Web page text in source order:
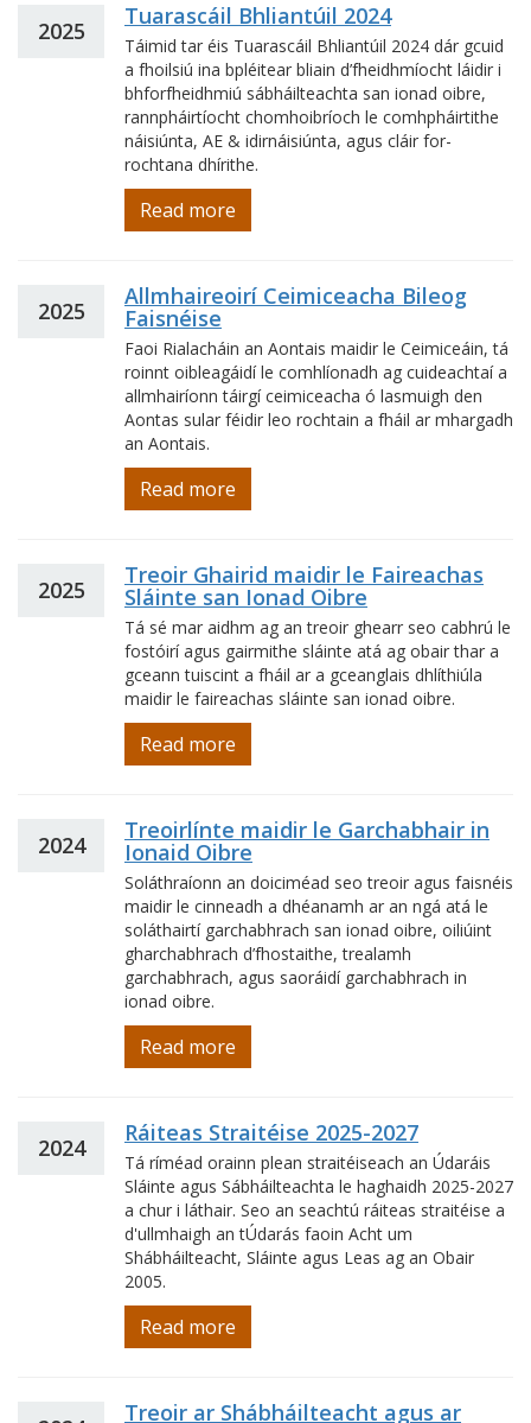
2025
Tuarascáil Bhliantúil 2024
Táimid tar éis Tuarascáil Bhliantúil 2024 dár gcuid
a fhoilsiú ina bpléitear bliain d’fheidhmíocht láidir i
bhforfheidhmiú sábháilteachta san ionad oibre,
rannpháirtíocht chomhoibríoch le comhpháirtithe
náisiúnta, AE & idirnáisiúnta, agus cláir for-
rochtana dhírithe.
Read more
2025
Allmhaireoirí Ceimiceacha Bileog
Faisnéise
Faoi Rialacháin an Aontais maidir le Ceimiceáin, tá
roinnt oibleagáidí le comhlíonadh ag cuideachtaí a
allmhairíonn táirgí ceimiceacha ó lasmuigh den
Aontas sular féidir leo rochtain a fháil ar mhargadh
an Aontais.
Read more
2025
Treoir Ghairid maidir le Faireachas
Sláinte san Ionad Oibre
Tá sé mar aidhm ag an treoir ghearr seo cabhrú le
fostóirí agus gairmithe sláinte atá ag obair thar a
gceann tuiscint a fháil ar a gceanglais dhlíthiúla
maidir le faireachas sláinte san ionad oibre.
Read more
2024
Treoirlínte maidir le Garchabhair in
Ionaid Oibre
Soláthraíonn an doiciméad seo treoir agus faisnéis
maidir le cinneadh a dhéanamh ar an ngá atá le
soláthairtí garchabhrach san ionad oibre, oiliúint
gharchabhrach d’fhostaithe, trealamh
garchabhrach, agus saoráidí garchabhrach in
ionad oibre.
Read more
2024
Ráiteas Straitéise 2025-2027
Tá ríméad orainn plean straitéiseach an Údaráis
Sláinte agus Sábháilteachta le haghaidh 2025-2027
a chur i láthair. Seo an seachtú ráiteas straitéise a
d'ullmhaigh an tÚdarás faoin Acht um
Shábháilteacht, Sláinte agus Leas ag an Obair
2005.
Read more
Treoir ar Shábháilteacht agus ar